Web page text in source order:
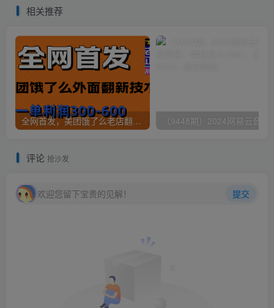
相关推荐
全网首发，美团饿了么老店翻新最新技术，一单利润300-600
评论 抢沙发
欢迎您留下宝贵的见解！ 提交